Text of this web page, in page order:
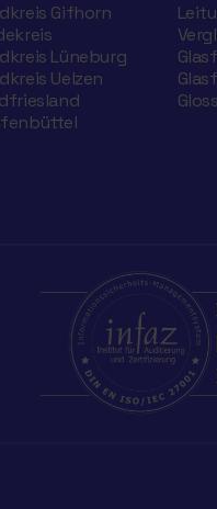
Gifhorn
Lüneburg
Uelzen